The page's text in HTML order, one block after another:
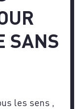
SANS
les sens ,